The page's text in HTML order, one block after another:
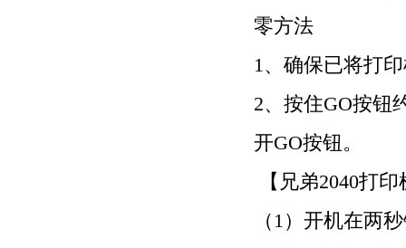
零方法
1、确保已将打
2、按住GO按钮
开GO按钮。
【兄弟2040打印
（ 1）开机在两